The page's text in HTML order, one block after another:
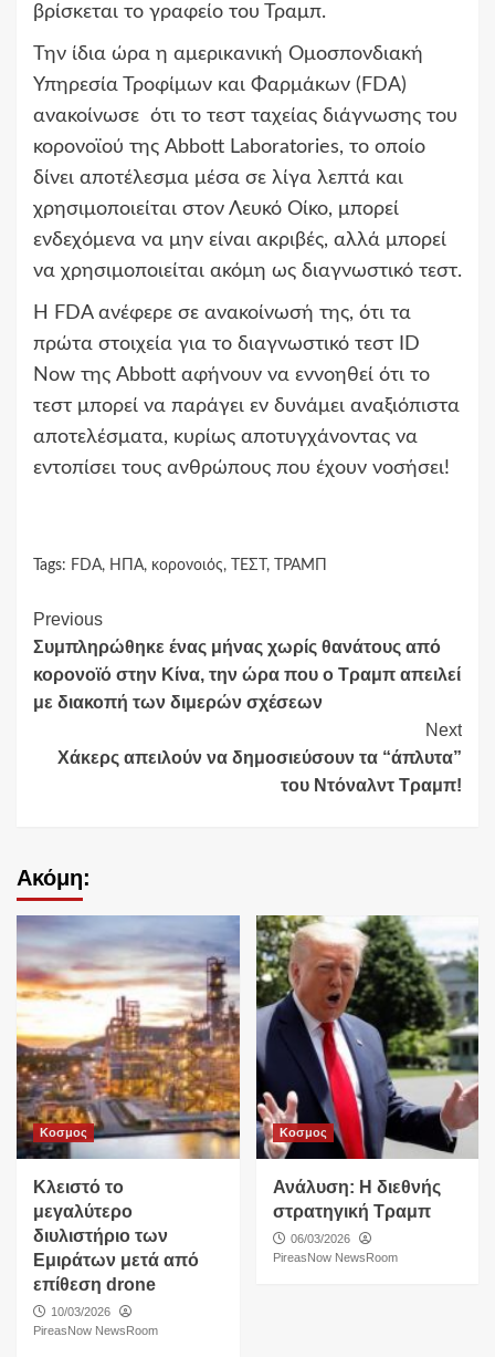
βρίσκεται το γραφείο του Τραμπ.
Την ίδια ώρα η αμερικανική Ομοσπονδιακή
Υπηρεσία Τροφίμων και Φαρμάκων (FDA)
ανακοίνωσε ότι το τεστ ταχείας διάγνωσης του
κορονοϊού της Abbott Laboratories, το οποίο
δίνει αποτέλεσμα μέσα σε λίγα λεπτά και
χρησιμοποιείται στον Λευκό Οίκο, μπορεί
ενδεχόμενα να μην είναι ακριβές, αλλά μπορεί
να χρησιμοποιείται ακόμη ως διαγνωστικό τεστ.
Η FDA ανέφερε σε ανακοίνωσή της, ότι τα
πρώτα στοιχεία για το διαγνωστικό τεστ ID
Now της Abbott αφήνουν να εννοηθεί ότι το
τεστ μπορεί να παράγει εν δυνάμει αναξιόπιστα
αποτελέσματα, κυρίως αποτυγχάνοντας να
εντοπίσει τους ανθρώπους που έχουν νοσήσει!
Tags: FDA, ΗΠΑ, κορονοιός, ΤΕΣΤ , ΤΡΑΜΠ
Continue
Reading
Previous
Συμπληρώθηκε ένας μήνας χωρίς θανάτους από
κορονοϊό στην Κίνα, την ώρα που ο Τραμπ απειλεί
με διακοπή των διμερών σχέσεων
Next
Χάκερς απειλούν να δημοσιεύσουν τα “άπλυτα”
του Ντόναλντ Τραμπ!
Ακόμη:
Κοσμος
Κλειστό το
μεγαλύτερο
διυλιστήριο των
Εμιράτων μετά από
επίθεση drone
10/03/2026
PireasNow NewsRoom
Κοσμος
Ανάλυση: Η διεθνής
στρατηγική Τραμπ
06/03/2026
PireasNow NewsRoom